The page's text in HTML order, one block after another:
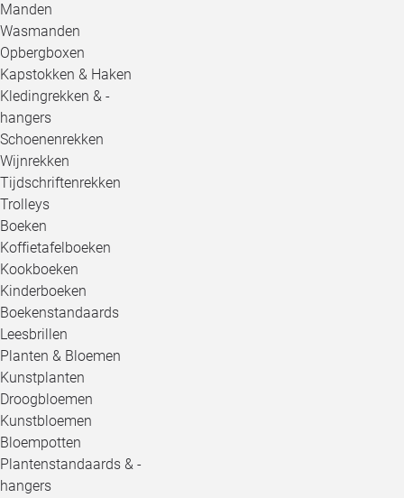
Manden
Wasmanden
Opbergboxen
Kapstokken & Haken
Kledingrekken & -
hangers
Schoenenrekken
Wijnrekken
Tijdschriftenrekken
Trolleys
Boeken
Koffietafelboeken
Kookboeken
Kinderboeken
Boekenstandaards
Leesbrillen
Planten & Bloemen
Kunstplanten
Droogbloemen
Kunstbloemen
Bloempotten
Plantenstandaards & -
hangers